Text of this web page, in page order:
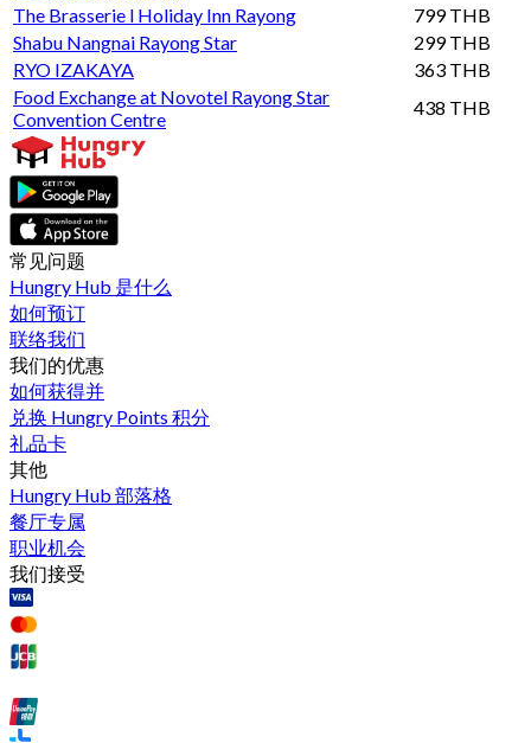
The Brasserie l Holiday Inn Rayong
799 THB
Shabu Nangnai Rayong Star
299 THB
RYO IZAKAYA
363 THB
Food Exchange at Novotel Rayong Star
Convention Centre
438 THB
常见问题
Hungry Hub 是什么
如何预订
联络我们
我们的优惠
如何获得并
兑换 Hungry Points 积分
礼品卡
其他
Hungry Hub 部落格
餐厅专属
职业机会
我们接受